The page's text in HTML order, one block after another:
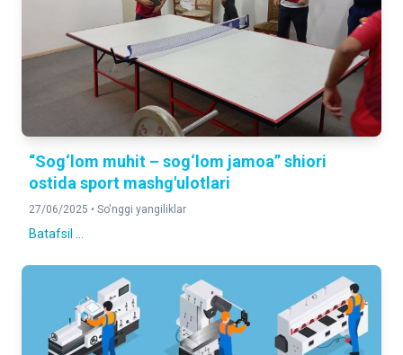
“Sog‘lom muhit – sog‘lom jamoa” shiori
ostida sport mashg'ulotlari
27/06/2025 • So'nggi yangiliklar
Batafsil ...